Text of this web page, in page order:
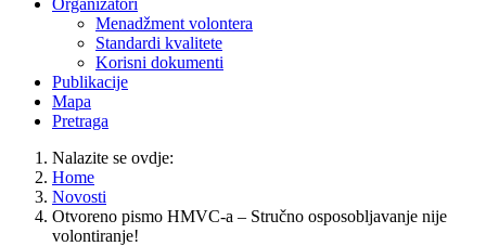
Organizatori
Menadžment volontera
Standardi kvalitete
Korisni dokumenti
Publikacije
Mapa
Pretraga
Nalazite se ovdje:
Home
Novosti
Otvoreno pismo HMVC-a – Stručno osposobljavanje nije
volontiranje!